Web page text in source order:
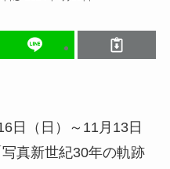
日（日）～11月13日
写真新世紀30年の軌跡